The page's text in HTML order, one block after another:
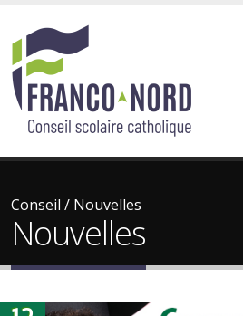
Conseil / Nouvelles
Nouvelles